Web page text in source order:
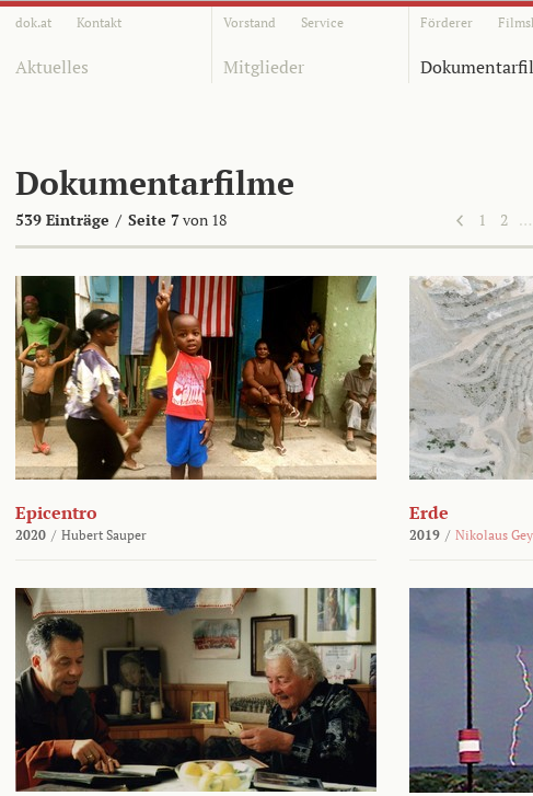
dok.at Kontakt Vorstand Service Förderer
Aktuelles Mitglieder
Dokumentarfilme
539 Einträge / Seite 7von 18 1 2 …
Epicentro
2020 / Hubert Sauper
Erde
2019 / Nikolaus